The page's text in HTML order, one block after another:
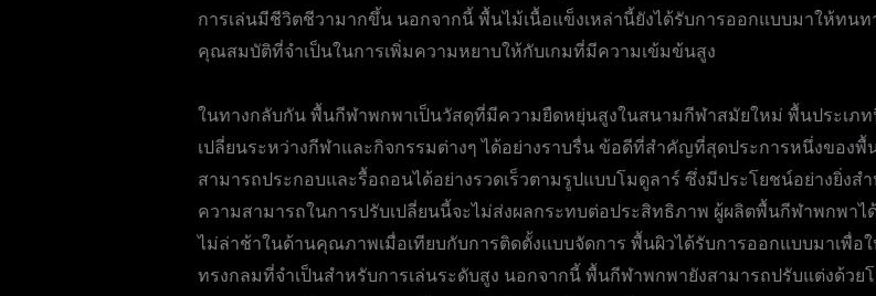
การเล่นมีชีวิตชีวามากขึ้น นอกจากนี้ พื้นไม้เนื้อแข็งเหล่านี้ยังได้รับการออกแบบมาให้ทน
คุณสมบัติที่จำเป็นในการเพิ่มความหยาบให้กับเกมที่มีความเข้มข้นสูง
ในทางกลับกัน พื้นกีฬาพกพาเป็นวัสดุที่มีความยืดหยุ่นสูงในสนามกีฬาสมัยใหม่ พื้นประเภ
เปลี่ยนระหว่างกีฬาและกิจกรรมต่างๆ ได้อย่างราบรื่น ข้อดีที่สำคัญที่สุดประการหนึ่งของ
สามารถประกอบและรื้อถอนได้อย่างรวดเร็วตามรูปแบบโมดูลาร์ ซึ่งมีประโยชน์อย่างยิ่ง
ความสามารถในการปรับเปลี่ยนนี้จะไม่ส่งผลกระทบต่อประสิทธิภาพ ผู้ผลิตพื้นกีฬาพกพา
ไม่ล่าช้าในด้านคุณภาพเมื่อเทียบกับการติดตั้งแบบจัดการ พื้นผิวได้รับการออกแบบมาเพื่อ
ทรงกลมที่จำเป็นสำหรับการเล่นระดับสูง นอกจากนี้ พื้นกีฬาพกพายังสามารถปรับแต่งด้วย